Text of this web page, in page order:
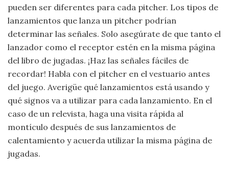
pueden ser diferentes para cada pitcher. Los tipos de
lanzamientos que lanza un pitcher podrían
determinar las señales. Solo asegúrate de que tanto el
lanzador como el receptor estén en la misma página
del libro de jugadas. ¡Haz las señales fáciles de
recordar! Habla con el pitcher en el vestuario antes
del juego. Averigüe qué lanzamientos está usando y
qué signos va a utilizar para cada lanzamiento. En el
caso de un relevista, haga una visita rápida al
montículo después de sus lanzamientos de
calentamiento y acuerda utilizar la misma página de
jugadas.